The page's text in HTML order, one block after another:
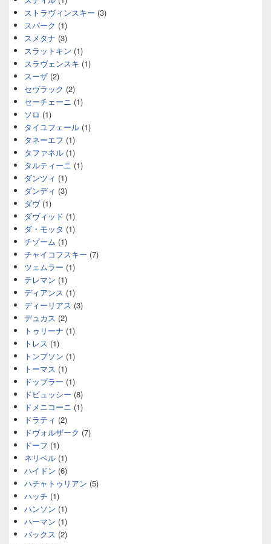
ストラヴィンスキー (3)
スパーク (1)
スメタナ (3)
スラットキン (1)
スラヴェンスキ (1)
スーザ (2)
セヴラック (2)
セーチェーニ (1)
ソロ (1)
タイユフェール (1)
タネーエフ (1)
タファネル (1)
タルティーニ (1)
ダンツィ (1)
ダンディ (3)
ダヴ(1)
ダヴィッド (1)
ダ・モッタ (1)
チゾーム (1)
チャイコフスキー (7)
ツェムラー (1)
テレマン (1)
ディアンス (1)
ディーリアス (3)
デュカス (2)
トゥリーナ (1)
トレス (1)
トンプソン (1)
トーマス (1)
ドップラー (1)
ドビュッシー (8)
ドメニコーニ (1)
ドラティ (2)
ドヴォルザーク (7)
ドーフ (1)
ネリベル (1)
ハイドン (6)
ハチャトゥリアン (5)
ハッチ (1)
ハンソン (1)
ハーマン (1)
バックス (2)